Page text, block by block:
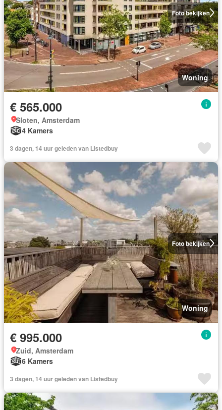
Foto bekijken
Woning
€ 565.000
Sloten, Amsterdam
4 Kamers
3 dagen, 14 uur geleden van Listedbuy
Foto bekijken
Woning
€ 995.000
Zuid, Amsterdam
6 Kamers
3 dagen, 14 uur geleden van Listedbuy